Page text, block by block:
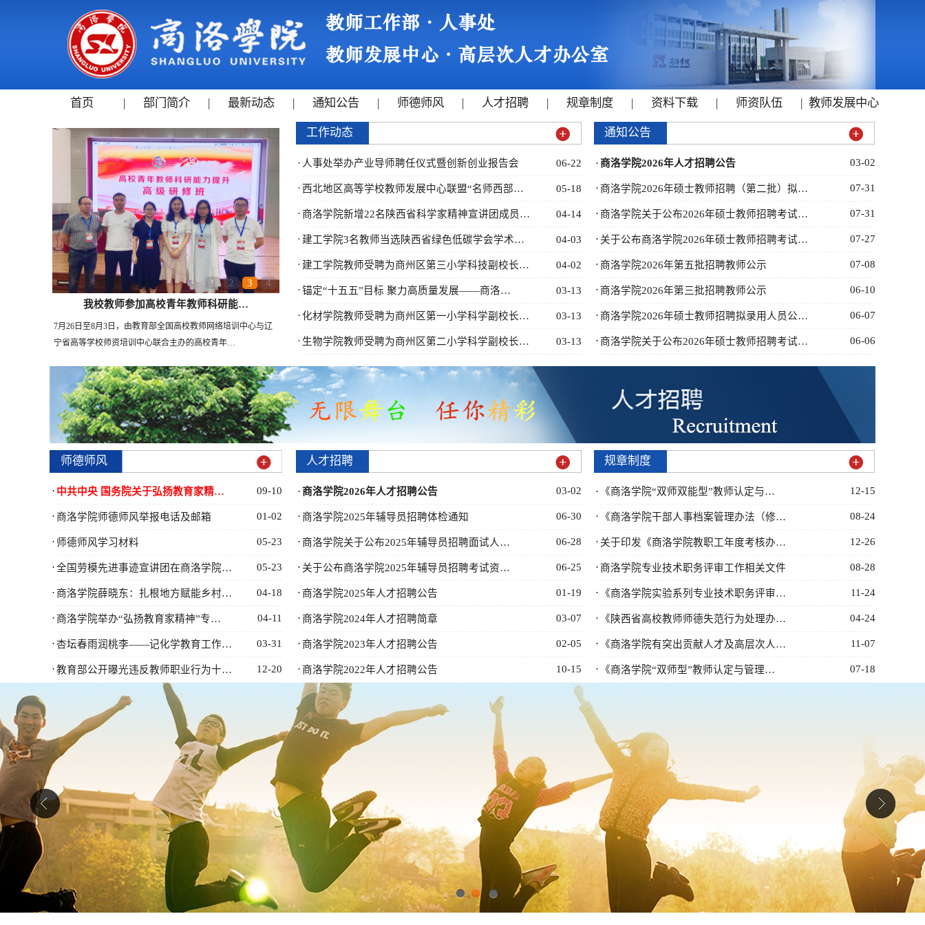
首页 | 部门简介 | 最新动态 | 通知公告 | 师德师风 | 人才招聘 | 规章制度 | 资料下载 | 师资队伍 | 教师发展中心
1 2 3
4
我校教师参加高校青年教师科研能…
​7月26日至8月3日，由教育部全国高校教师网络培训中心与辽
宁省高等学校师资培训中心联合主办的高校青年…
工作动态
· 人事处举办产业导师聘任仪式暨创新创业报告会 06-22
· 西北地区高等学校教师发展中心联盟“名师西部… 05-18
·商洛学院新增22名陕西省科学家精神宣讲团成员… 04-14
· 建工学院3名教师当选陕西省绿色低碳学会学术… 04-03
· 建工学院教师受聘为商州区第三小学科技副校长… 04-02
·锚定“十五五”目标 聚力高质量发展——商洛… 03-13
·化材学院教师受聘为商州区第一小学科学副校长… 03-13
· 生物学院教师受聘为商州区第二小学科学副校长… 03-13
通知公告
·商洛学院2026年人才招聘公告 03-02
·商洛学院2026年硕士教师招聘（第二批）拟… 07-31
·商洛学院关于公布2026年硕士教师招聘考试… 07-31
· 关于公布商洛学院2026年硕士教师招聘考试… 07-27
·商洛学院2026年第五批招聘教师公示 07-08
·商洛学院2026年第三批招聘教师公示 06-10
·商洛学院2026年硕士教师招聘拟录用人员公… 06-07
·商洛学院关于公布2026年硕士教师招聘考试… 06-06
师德师风
· 中共中央 国务院关于弘扬教育家精… 09-10
·商洛学院师德师风举报电话及邮箱 01-02
· 师德师风学习材料 05-23
·全国劳模先进事迹宣讲团在商洛学院… 05-23
·商洛学院薛晓东：扎根地方赋能乡村… 04-18
·商洛学院举办“弘扬教育家精神”专… 04-11
·杏坛春雨润桃李——记化学教育工作… 03-31
·教育部公开曝光违反教师职业行为十… 12-20
人才招聘
·商洛学院2026年人才招聘公告 03-02
·商洛学院2025年辅导员招聘体检通知 06-30
·商洛学院关于公布2025年辅导员招聘面试人… 06-28
· 关于公布商洛学院2025年辅导员招聘考试资… 06-25
·商洛学院2025年人才招聘公告 01-19
·商洛学院2024年人才招聘简章 03-07
·商洛学院2023年人才招聘公告 02-05
·商洛学院2022年人才招聘公告 10-15
规章制度
· 《商洛学院“双师双能型”教师认定与… 12-15
· 《商洛学院干部人事档案管理办法（修… 08-24
· 关于印发《商洛学院教职工年度考核办… 12-26
·商洛学院专业技术职务评审工作相关文件 08-28
· 《商洛学院实验系列专业技术职务评审… 11-24
· 《陕西省高校教师师德失范行为处理办… 04-24
· 《商洛学院有突出贡献人才及高层次人… 11-07
· 《商洛学院“双师型”教师认定与管理… 07-18
1 2